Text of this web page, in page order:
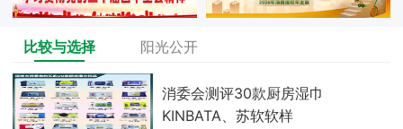
比较与选择 阳光公开
消委会测评30款厨房湿巾
KINBATA、苏软软样